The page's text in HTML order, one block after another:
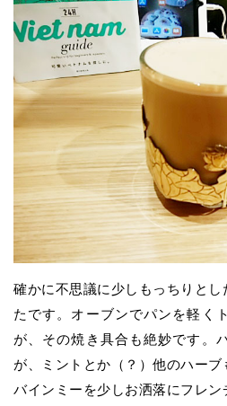
確かに不思議に少しもっちりと
たです。オーブンでパンを軽く
が、その焼き具合も絶妙です。
が、ミントとか（？）他のハー
バインミーを少しお洒落にフレ